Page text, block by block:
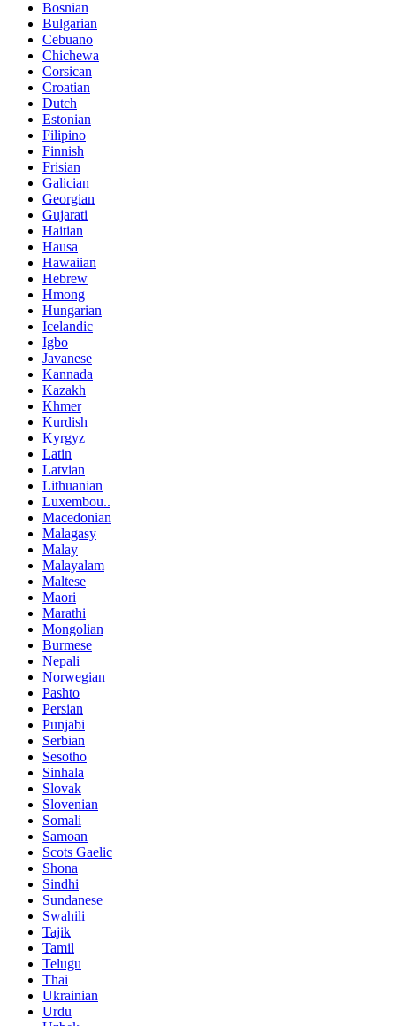
Bosnian
Bulgarian
Cebuano
Chichewa
Corsican
Croatian
Dutch
Estonian
Filipino
Finnish
Frisian
Galician
Georgian
Gujarati
Haitian
Hausa
Hawaiian
Hebrew
Hmong
Hungarian
Icelandic
Igbo
Javanese
Kannada
Kazakh
Khmer
Kurdish
Kyrgyz
Latin
Latvian
Lithuanian
Luxembou..
Macedonian
Malagasy
Malay
Malayalam
Maltese
Maori
Marathi
Mongolian
Burmese
Nepali
Norwegian
Pashto
Persian
Punjabi
Serbian
Sesotho
Sinhala
Slovak
Slovenian
Somali
Samoan
Scots Gaelic
Shona
Sindhi
Sundanese
Swahili
Tajik
Tamil
Telugu
Thai
Ukrainian
Urdu